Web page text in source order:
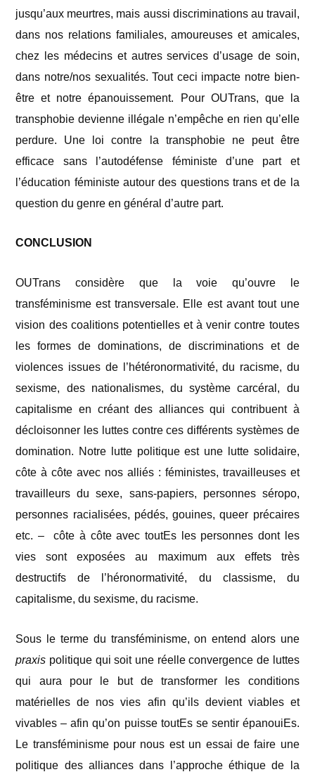
jusqu’aux meurtres, mais aussi discriminations au travail,
dans nos relations familiales, amoureuses et amicales,
chez les médecins et autres services d’usage de soin,
dans notre/nos sexualités. Tout ceci impacte notre bien-
être et notre épanouissement. Pour OUTrans, que la
transphobie devienne illégale n’empêche en rien qu’elle
perdure. Une loi contre la transphobie ne peut être
efficace sans l’autodéfense féministe d’une part et
l’éducation féministe autour des questions trans et de la
question du genre en général d’autre part.
CONCLUSION
OUTrans considère que la voie qu’ouvre le
transféminisme est transversale. Elle est avant tout une
vision des coalitions potentielles et à venir contre toutes
les formes de dominations, de discriminations et de
violences issues de l’hétéronormativité, du racisme, du
sexisme, des nationalismes, du système carcéral, du
capitalisme en créant des alliances qui contribuent à
décloisonner les luttes contre ces différents systèmes de
domination. Notre lutte politique est une lutte solidaire,
côte à côte avec nos alliés : féministes, travailleuses et
travailleurs du sexe, sans-papiers, personnes séropo,
personnes racialisées, pédés, gouines, queer précaires
etc. – côte à côte avec toutEs les personnes dont les
vies sont exposées au maximum aux effets très
destructifs de l’héronormativité, du classisme, du
capitalisme, du sexisme, du racisme.
Sous le terme du transféminisme, on entend alors une
praxis politique qui soit une réelle convergence de luttes
qui aura pour le but de transformer les conditions
matérielles de nos vies afin qu’ils devient viables et
vivables – afin qu’on puisse toutEs se sentir épanouiEs.
Le transféminisme pour nous est un essai de faire une
politique des alliances dans l’approche éthique de la